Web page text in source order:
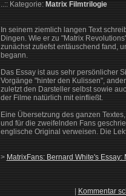
..:: Kategorie: Matrix Filmtrilogie
In seinem ziemlich langen Text
Dingen. Wie er zu "Matrix
zunächst zutiefst entäuschend fand,
begann.
Das Essay ist aus sehr persönlicher
Vorgänge "hinter den Kulissen",
zuletzt den Darsteller selbst sowie
der Filme natürlich mit einfließt.
Eine Übersetzung des ganzen
und für die zweifelnden Fans
englische Original verweisen. Die
> MatrixFans: Bernard White's Essay:
Kommentar